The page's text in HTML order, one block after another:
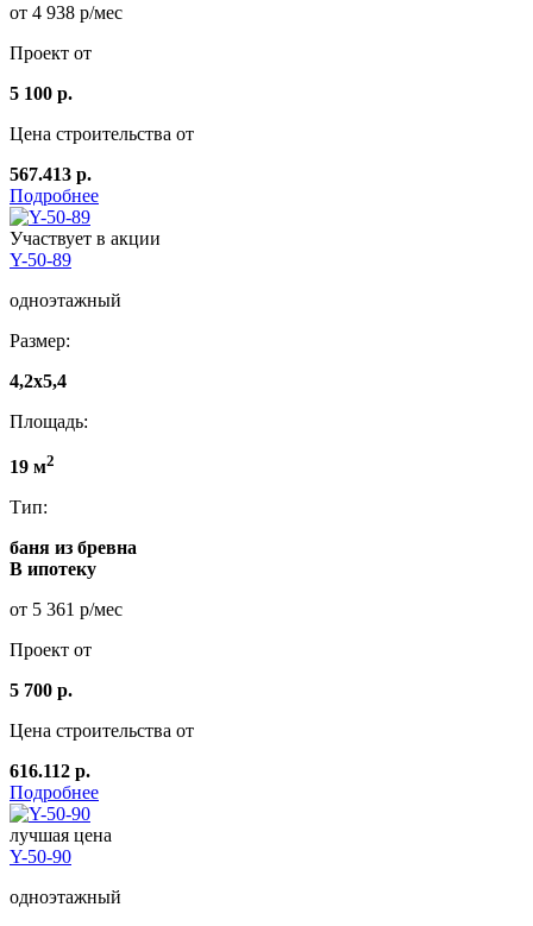
от 4 938 р/мес
Проект от
5 100 р.
Цена строительства от
567.413 р.
Подробнее
Участвует в акции
Y-50-89
одноэтажный
Размер:
4,2x5,4
Площадь:
19 м2
Тип:
баня из бревна
В ипотеку
от 5 361 р/мес
Проект от
5 700 р.
Цена строительства от
616.112 р.
Подробнее
лучшая цена
Y-50-90
одноэтажный